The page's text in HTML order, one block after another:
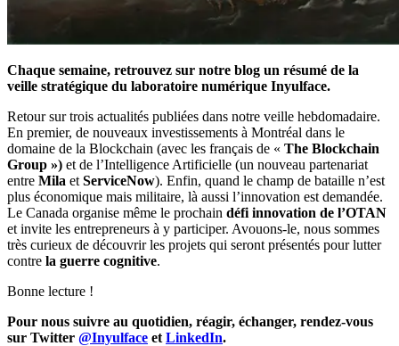
Chaque semaine, retrouvez sur notre blog un résumé de la
veille stratégique du laboratoire numérique Inyulface.
Retour sur trois actualités publiées dans notre veille hebdomadaire.
En premier, de nouveaux investissements à Montréal dans le
domaine de la Blockchain (avec les français de « The Blockchain
Group ») et de l’Intelligence Artificielle (un nouveau partenariat
entre Mila et ServiceNow). Enfin, quand le champ de bataille n’est
plus économique mais militaire, là aussi l’innovation est demandée.
Le Canada organise même le prochain défi innovation de l’OTAN
et invite les entrepreneurs à y participer. Avouons-le, nous sommes
très curieux de découvrir les projets qui seront présentés pour lutter
contre la guerre cognitive.
Bonne lecture !
Pour nous suivre au quotidien, réagir, échanger, rendez-vous
sur Twitter @Inyulface et LinkedIn.